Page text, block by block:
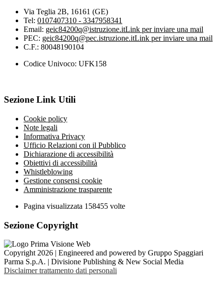
Via Teglia 2B, 16161 (GE)
Tel: 0107407310 - 3347958341
Email: geic84200q@istruzione.itLink per inviare una mail
PEC: geic84200q@pec.istruzione.itLink per inviare una mail
C.F.: 80048190104
Codice Univoco: UFK158
Sezione Link Utili
Cookie policy
Note legali
Informativa Privacy
Ufficio Relazioni con il Pubblico
Dichiarazione di accessibilità
Obiettivi di accessibilità
Whistleblowing
Gestione consensi cookie
Amministrazione trasparente
Pagina visualizzata 158455 volte
Sezione Copyright
Copyright 2026 | Engineered and powered by Gruppo Spaggiari
Parma S.p.A. | Divisione Publishing & New Social Media
Disclaimer trattamento dati personali